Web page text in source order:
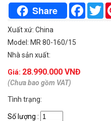
Share
Xuất xứ: China
Model: MR 80-160/15
Nhà sản xuất:
Giá: 28.990.000 VNĐ
(Chưa bao gồm VAT)
Tình trạng:
Số lượng :